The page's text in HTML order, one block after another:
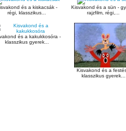
és a kiskacsák -
régi, klasszikus...
Kisvakond és a sün -
rajzfilm, régi,...
és a kakukkosóra -
klasszikus gyerek...
Kisvakond és a
klasszikus gyerek...